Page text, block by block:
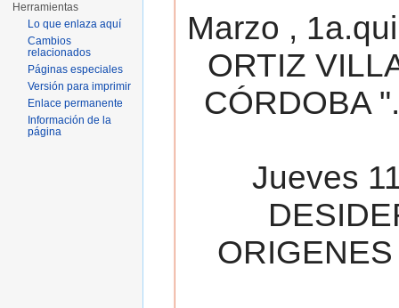
Marzo ,
ORTIZ
CÓRDOBA
Jueves
Herramientas
Lo que enlaza aquí
Cambios
relacionados
Páginas especiales
Versión para imprimir
Enlace permanente
Información de la
página